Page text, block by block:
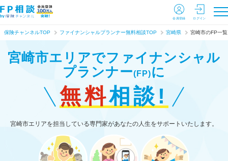
会員登録 ログイン
保険チャンネルTOP ファイナンシャルプランナー無料相談TOP 宮崎県 宮崎市のFP一覧
宮崎市エリアでファイナンシャル
プランナー(FP)に
無料相談!
宮崎市エリアを担当している専門家があなたの人生をサポートいたします。